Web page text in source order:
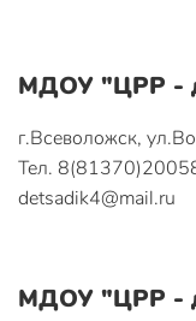
МДОУ "ЦРР -
г.Всеволожск,
Тел.
detsadik4@mail.ru
МДОУ "ЦРР -